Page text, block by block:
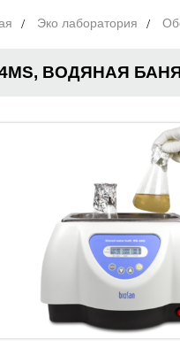
Эко лаборатория
4MS, ВОДЯНАЯ